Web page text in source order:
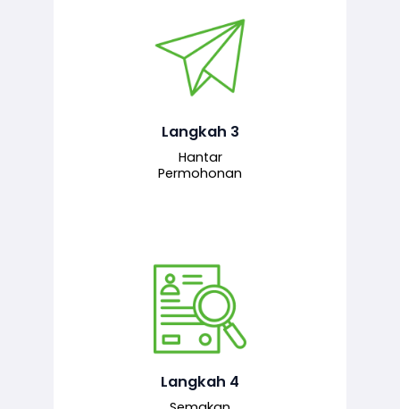
Langkah 3
Hantar
Permohonan
Permohonan yang lengkap dihantar
untuk proses semakan dan
bertanggungjawab.
Langkah 4
Pegawai penyemak menyemak
maklumat yang dikemukakan. Jika
semua maklumat adalah lengkap dan
kepada pegawai pelulus untuk
tindakan seterusnya.